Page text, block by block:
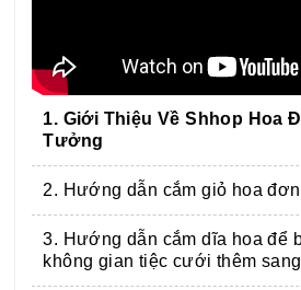
1. Giới Thiệu Về Shhop Hoa
Tưởng
2. Hướng dẫn cắm giỏ hoa
3. Hướng dẫn cắm dĩa hoa để
không gian tiệc cưới thêm